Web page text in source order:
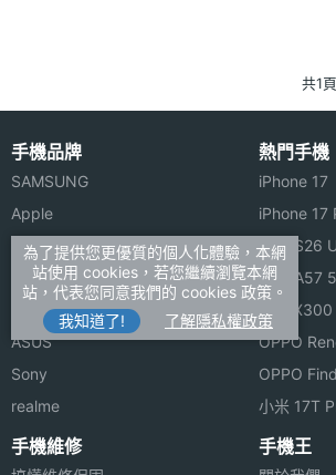
共1頁
手機品牌
SAMSUNG
Apple
OPPO
vivo
ASUS
Sony
realme
熱門手機
iPhone 17
iPhone 17
三星 S26
三星 A57
vivo X300
OPPO
OPPO
小米 17T
手機維修 手機王
為了提供您更優質的個人化體驗，本網
站使用 cookies，若您繼續瀏覽本網
站，代表您同意我們的 cookies 政策。
我知道了!
了解隱私權政策